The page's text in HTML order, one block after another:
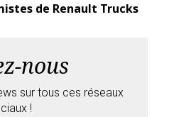
de Renault Trucks
nous
sur tous ces réseaux
!